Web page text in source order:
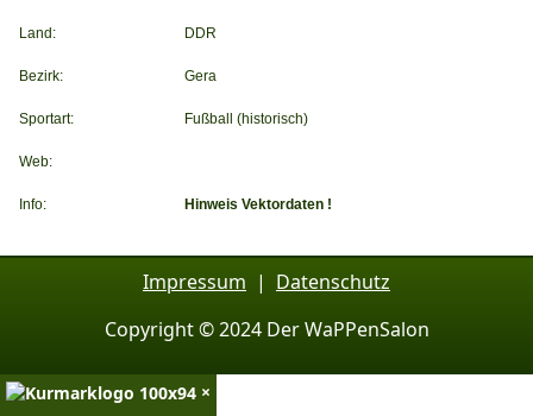
Land: DDR
Bezirk: Gera
Sportart: Fußball (historisch)
Web:
Info: Hinweis Vektordaten !
Impressum | Datenschutz
Copyright © 2024 Der WaPPenSalon
×